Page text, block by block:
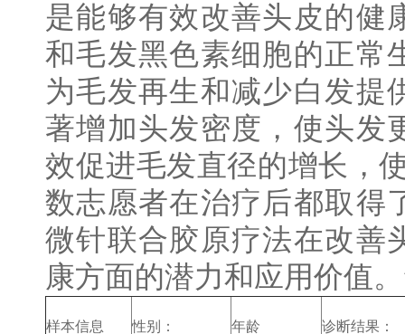
是能够有效改善头皮的健
和毛发黑色素细胞的正常
为毛发再生和减少白发提
著增加头发密度，使头发
效促进毛发直径的增长，
数志愿者在治疗后都取得
微针联合胶原疗法在改善
康方面的潜力和应用价值
样本信息 性别： 年龄 诊断结果：